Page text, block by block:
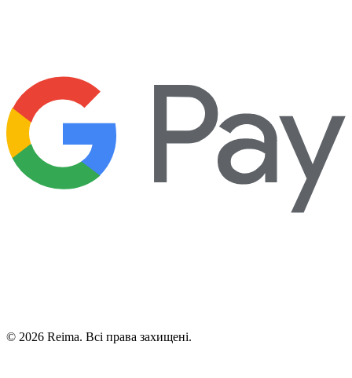
© 2026 Reima. Всі права захищені.